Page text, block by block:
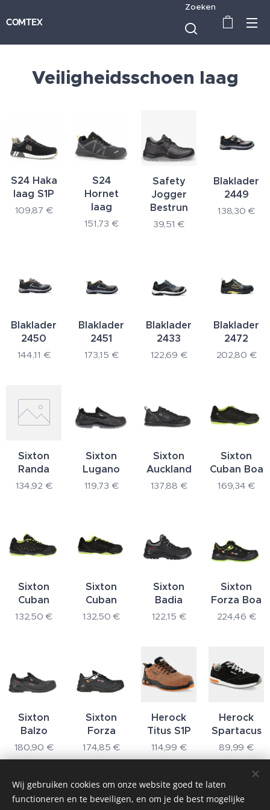
COMTEX
Zoeken
Veiligheidsschoen laag
S24 Haka
laag S1P
109,87 €
S24
Hornet
laag
151,73 €
Safety
Jogger
Bestrun
39,51 €
Blaklader
2449
138,30 €
Blaklader
2450
144,11 €
Blaklader
2451
173,15 €
Blaklader
2433
122,69 €
Blaklader
2472
202,80 €
Sixton
Randa
134,92 €
Sixton
Lugano
119,73 €
Sixton
Auckland
137,88 €
Sixton
Cuban Boa
169,34 €
Sixton
Cuban
132,50 €
Sixton
Cuban
132,50 €
Sixton
Badia
122,15 €
Sixton
Forza Boa
224,46 €
Sixton
Balzo
180,90 €
Sixton
Forza
174,85 €
Herock
Titus S1P
114,99 €
Herock
Spartacus
89,99 €
COMTEX : Kruisboommolenstraat 7 A3, 8800 Roeselare
Wij gebruiken cookies om onze website goed te laten
functioneren en te beveiligen, en om je de best mogelijke